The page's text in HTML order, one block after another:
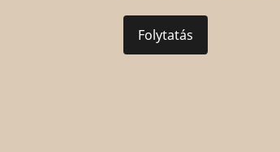
Folytatás